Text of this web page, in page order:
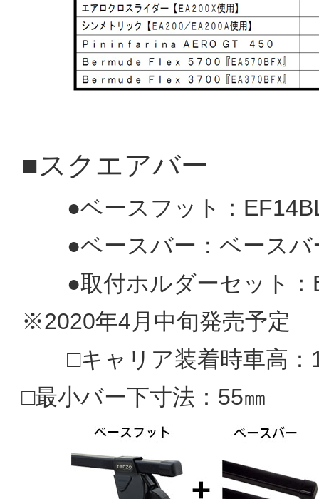
■スクエアバー
●ベースフット：
●ベースバー：ベースバ
●取付ホルダーセット：
※2020年4月中旬発売予定
□キャリア装着時車高
□最小バー下寸法：55㎜